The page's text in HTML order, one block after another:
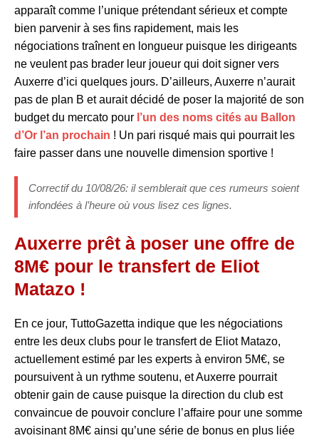
apparaît comme l’unique prétendant sérieux et compte
bien parvenir à ses fins rapidement, mais les
négociations traînent en longueur puisque les dirigeants
ne veulent pas brader leur joueur qui doit signer vers
Auxerre d’ici quelques jours. D’ailleurs, Auxerre n’aurait
pas de plan B et aurait décidé de poser la majorité de son
budget du mercato pour l’un des noms cités au Ballon
d’Or l’an prochain ! Un pari risqué mais qui pourrait les
faire passer dans une nouvelle dimension sportive !
Correctif du 10/08/26: il semblerait que ces rumeurs soient
infondées à l’heure où vous lisez ces lignes.
Auxerre prêt à poser une offre de
8M€ pour le transfert de Eliot
Matazo !
En ce jour, TuttoGazetta indique que les négociations
entre les deux clubs pour le transfert de Eliot Matazo,
actuellement estimé par les experts à environ 5M€, se
poursuivent à un rythme soutenu, et Auxerre pourrait
obtenir gain de cause puisque la direction du club est
convaincue de pouvoir conclure l’affaire pour une somme
avoisinant 8M€ ainsi qu’une série de bonus en plus liée